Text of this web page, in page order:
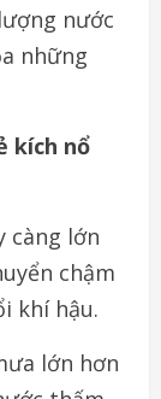
nước
những
kích nổ
càng lớn
chậm
khí hậu.
lớn hơn